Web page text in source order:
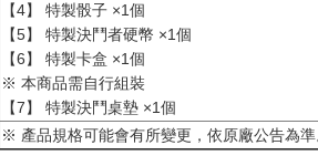
【4】 特製骰子 ×1個
【5】 特製決鬥者硬幣 ×1個
【6】 特製卡盒 ×1個
※ 本商品需自行組裝
【7】 特製決鬥桌墊 ×1個
※ 產品規格可能會有所變更，依原廠公告為準